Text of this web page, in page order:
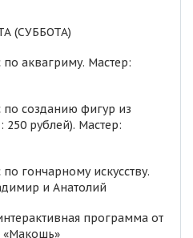
(СУББОТА)
по аквагриму. Мастер:
по созданию фигур из
250 рублей). Мастер:
гончарному искусству.
и Анатолий
программа от
«Макошь»